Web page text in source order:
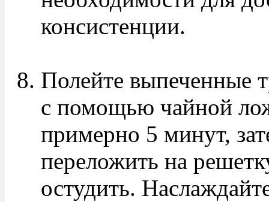
консистенции.
Полейте выпеченные
с помощью чайной
примерно 5 минут,
переложить на
остудить.